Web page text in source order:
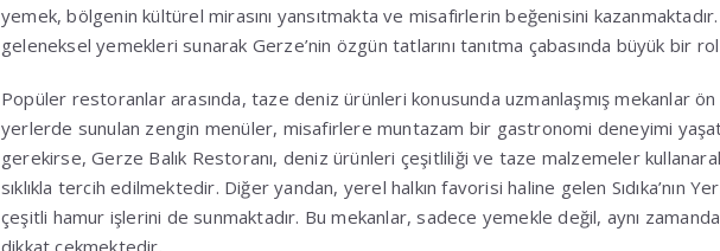
yemek, bölgenin kültürel mirasını yansıtmakta ve misafirlerin beğenisini
geleneksel yemekleri sunarak Gerze’nin özgün tatlarını tanıtma çabasında büyük bir
Popüler restoranlar arasında, taze deniz ürünleri konusunda uzmanlaşmış mekanlar ön
yerlerde sunulan zengin menüler, misafirlere muntazam bir gastronomi deneyimi
gerekirse, Gerze Balık Restoranı, deniz ürünleri çeşitliliği ve taze malzemeler
sıklıkla tercih edilmektedir. Diğer yandan, yerel halkın favorisi haline gelen Sıdıka’nın
çeşitli hamur işlerini de sunmaktadır. Bu mekanlar, sadece yemekle değil, aynı